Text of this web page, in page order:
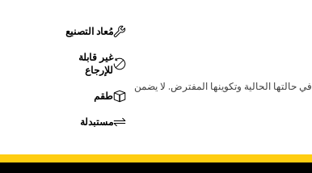
قد تؤدي أي تغييرات في ضبط الشركة المصنعة إلى عدم ملاءمة المنتج لمعدات Cat لديك. يرجى استشارة وكيل Cat لديك قبل الشراء للتأكد من أن هذه القطعة مناسبة لمعدات Cat في حالتها الحالية وتكوينها المفترض. لا يضمن
مُعاد التصنيع
غير قابلة
للإرجاع
طقم
مستبدلة